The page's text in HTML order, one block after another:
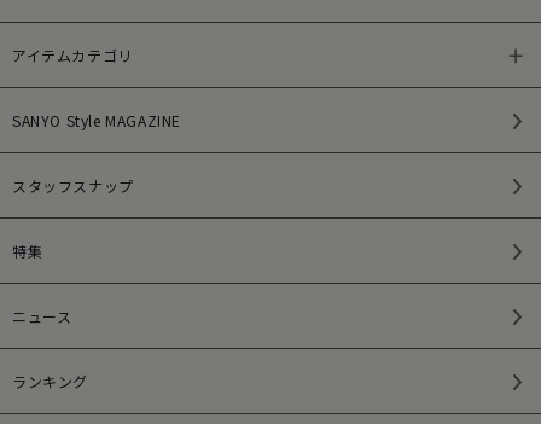
アイテムカテゴリ
SANYO Style MAGAZINE
スタッフスナップ
特集
ニュース
ランキング